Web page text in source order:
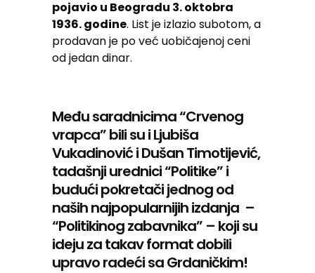
pojavio u Beogradu 3. oktobra
1936. godine. List je izlazio subotom, a
prodavan je po već uobičajenoj ceni
od jedan dinar.
Među saradnicima “Crvenog
vrapca” bili su i Ljubiša
Vukadinović i Dušan Timotijević,
tadašnji urednici “Politike” i
budući pokretači jednog od
naših najpopularnijih izdanja –
“Politikinog zabavnika” – koji su
ideju za takav format dobili
upravo radeći sa Grdaničkim!